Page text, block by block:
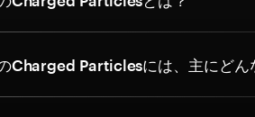
Charged Particlesには、主にどん